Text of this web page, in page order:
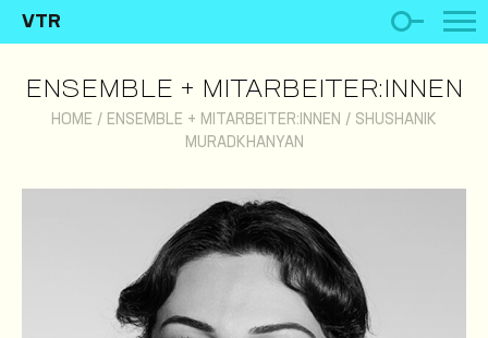
VTR
ENSEMBLE + MITARBEITER:INNEN
HOME / ENSEMBLE + MITARBEITER:INNEN / SHUSHANIK
MURADKHANYAN